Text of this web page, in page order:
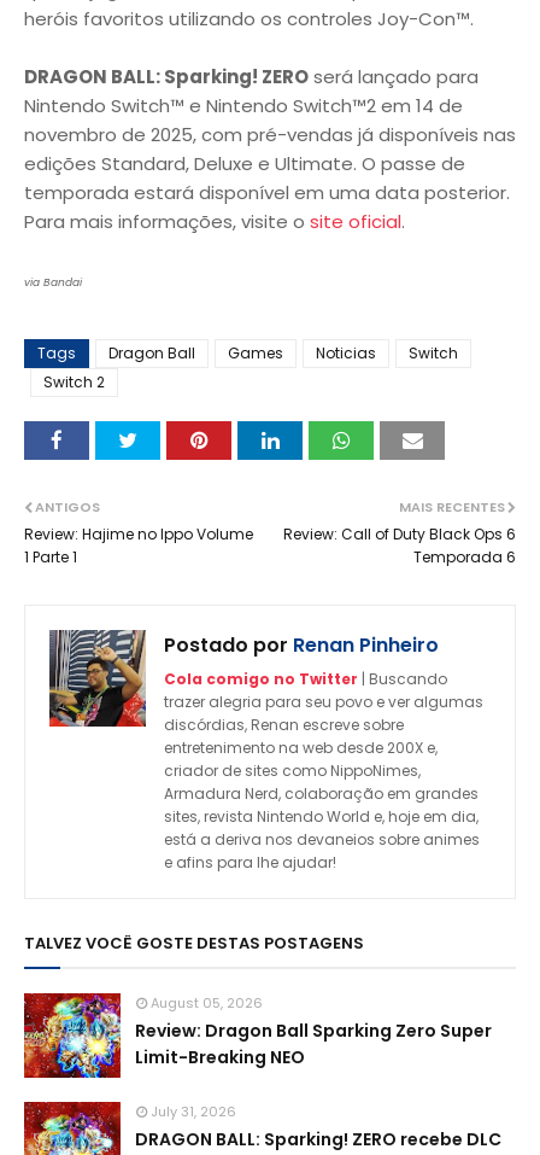
heróis favoritos utilizando os controles Joy-Con™.
DRAGON BALL: Sparking! ZEROserá lançado para
Nintendo Switch™ e Nintendo Switch™2 em 14 de
novembro de 2025, com pré-vendas já disponíveis nas
edições Standard, Deluxe e Ultimate. O passe de
temporada estará disponível em uma data posterior.
Para mais informações, visite o site oficial.
via Bandai
Tags Dragon Ball Games Noticias
Switch
Switch 2
MAIS RECENTES
Review: Call of Duty Black Ops 6
Temporada 6
ANTIGOS
Review: Hajime no Ippo Volume
1 Parte 1
Postado por Renan Pinheiro
Cola comigo no Twitter | Buscando
trazer alegria para seu povo e ver algumas
discórdias, Renan escreve sobre
entretenimento na web desde 200X e,
criador de sites como NippoNimes,
Armadura Nerd, colaboração em grandes
sites, revista Nintendo World e, hoje em dia,
está a deriva nos devaneios sobre animes
e afins para lhe ajudar!
TALVEZ VOCÊ GOSTE DESTAS POSTAGENS
August 05, 2026
Review: Dragon Ball Sparking Zero Super
Limit-Breaking NEO
July 31, 2026
DRAGON BALL: Sparking! ZERO recebe DLC